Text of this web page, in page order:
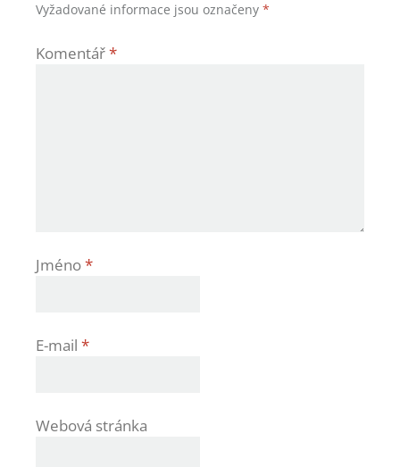
Vyžadované informace jsou označeny *
Komentář*
Jméno*
E-mail *
Webová stránka